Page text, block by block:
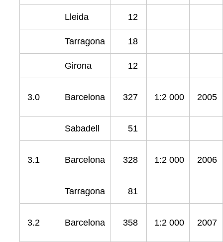
Lleida 12
Tarragona 18
Girona 12
3.0 Barcelona 327 1:2 000 2005
Sabadell 51
3.1 Barcelona 328 1:2 000 2006
Tarragona 81
3.2 Barcelona 358 1:2 000 2007